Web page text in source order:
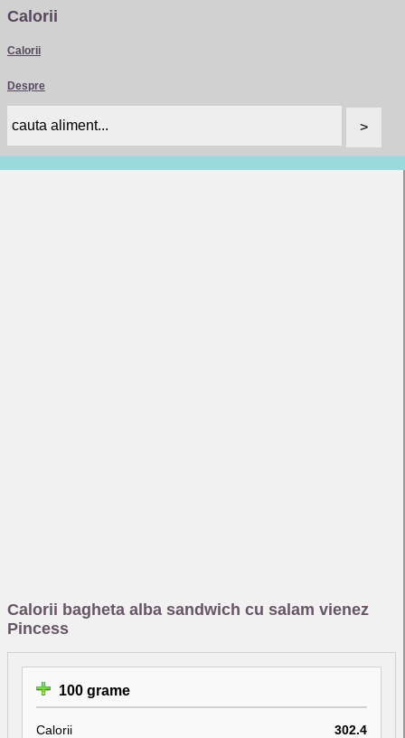
Calorii
Calorii
Despre
Calorii bagheta alba sandwich cu salam vienez
Pincess
100 grame
Calorii
302.4